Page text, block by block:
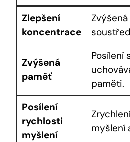
Zlepšení
koncentrace
Zvýšená
paměť
Posílení
paměti.
Posílení
rychlosti
myšlení
myšlení